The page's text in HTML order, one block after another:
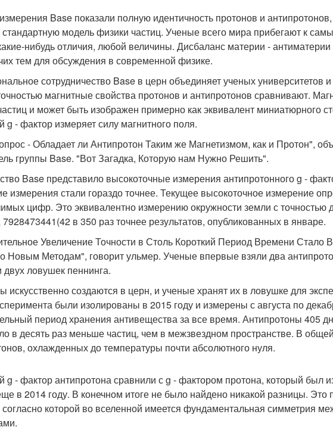
Base показали полную идентичность протонов и
стандартную модель физики частиц. Ученые всего мира прибегают к
нибудь отличия, любой величины. Дисбаланс материи -
тем для обсуждения в современной физике.
сотрудничество Base в церн объединяет ученых университетов
магнитные свойства протонов и антипротонов сравнивают.
и может быть изображен примерно как эквивалент миниатюрного
- фактор измеряет силу магнитного поля.
- Обладает ли Антипротон Таким же Магнетизмом, как и Протон",
группы Base. "Вот Загадка, Которую нам Нужно Решить".
Base представило высокоточные измерения антипротонного g -
измерения стали гораздо точнее. Текущее высокоточное измерение
цифр. Это эквивалентно измерению окружности земли с точностью
в 350 раз точнее результатов, опубликованных в январе.
Увеличение Точности в Столь Короткий Период Времени Стало
Новым Методам", говорит ульмер. Ученые впервые взяли два
ловушек пеннинга.
искусственно создаются в церн, и ученые хранят их в ловушке для
были изолированы в 2015 году и измерены с августа по
период хранения антивещества за все время. Антипротоны 405
в десять раз меньше частиц, чем в межзвездном пространстве. В
охлажденных до температуры почти абсолютного нуля.
g - фактор антипротона сравнили с g - фактором протона, который был
в 2014 году. В конечном итоге не было найдено никакой разницы. Это
которой во вселенной имеется фундаментальная симметрия